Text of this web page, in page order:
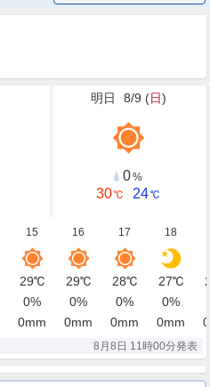
明日 8/9 (日)
0%
30℃ 24℃
15 16 17
18
29℃ 29℃ 28℃ 27℃
0% 0% 0% 0%
0mm 0mm 0mm 0mm 0
77 % 79%
南東
3m/s
南東
3m/s
東南東
3m/s
東南東
2m/s
8月8日 11時00分発表